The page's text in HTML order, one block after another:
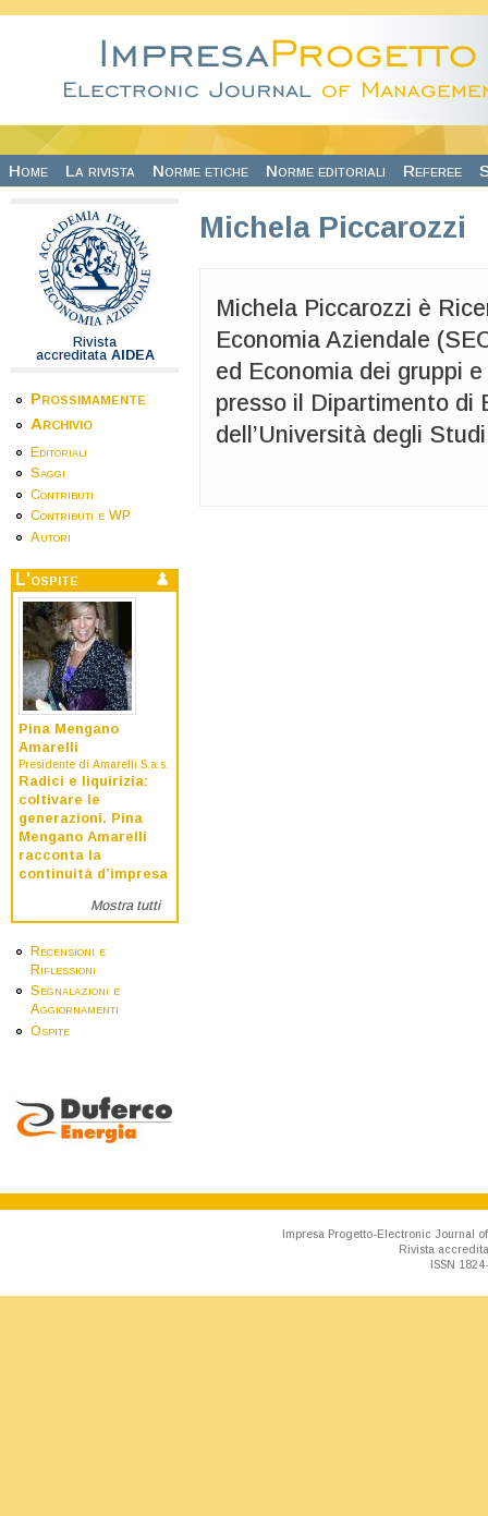
Home La rivista Norme etiche Norme editoriali Referee
Rivista
accreditata AIDEA
Prossimamente
Archivio
Editoriali
Saggi
Contributi
Contributi e WP
Autori
L'ospite
Pina Mengano
Amarelli
Presidente di Amarelli S.a.s.
Radici e liquirizia:
coltivare le
generazioni. Pina
Mengano Amarelli
racconta la
continuità d’impresa
Mostra tutti
Recensioni e
Riflessioni
Segnalazioni e
Aggiornamenti
Ospite
Michela Piccarozzi
Michela Piccarozzi è
Economia Aziendale
ed Economia dei gruppi
presso il Dipartimento di
dell’Università degli
Impresa Progetto-Electronic Journal
Rivista
ISSN